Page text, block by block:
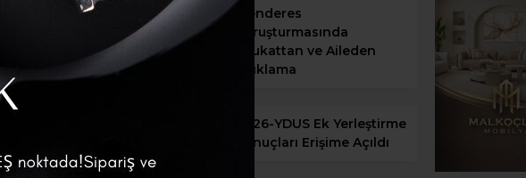
Menderes
Soruşturmasında
Avukattan ve Aileden
Açıklama
2026-YDUS Ek Yerleştirme
Sonuçları Erişime Açıldı